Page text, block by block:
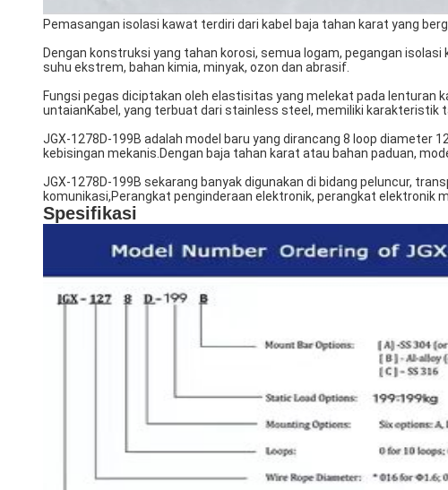
Pemasangan isolasi kawat terdiri dari kabel baja tahan karat yang
Dengan konstruksi yang tahan korosi, semua logam, pegangan
suhu ekstrem, bahan kimia, minyak, ozon dan abrasif.
Fungsi pegas diciptakan oleh elastisitas yang melekat pada lenturan
untaianKabel, yang terbuat dari stainless steel, memiliki karakteristik
JGX-1278D-199B adalah model baru yang dirancang 8 loop
kebisingan mekanis.Dengan baja tahan karat atau bahan paduan,
JGX-1278D-199B sekarang banyak digunakan di bidang peluncur,
komunikasi,Perangkat penginderaan elektronik, perangkat elektronik
Spesifikasi